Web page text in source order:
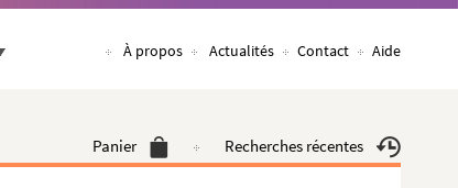
À propos Actualités Contact Aide
Panier Recherches récentes